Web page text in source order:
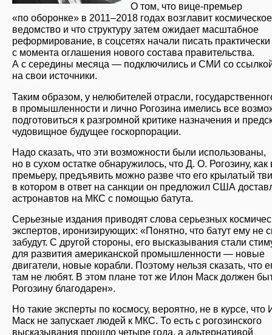
О том, что вице-премьер
«по оборонке» в 2011–2018 годах возглавит космическое
ведомство и что структуру затем ожидает масштабное
реформирование, в соцсетях начали писать практически
с момента оглашения нового состава правительства.
А с середины месяца — подключились и СМИ со
на свои источники.
Таким образом, у нелюбителей отрасли,
в промышленности и лично Рогозина имелись все
подготовиться к разгромной критике назначения и
чудовищное будущее госкорпорации.
Надо сказать, что эти возможности были использованы,
но в сухом остатке обнаружилось, что Д. О. Рогозину, как
премьеру, предъявить можно разве что его крылатый
в котором в ответ на санкции он предложил США
астронавтов на МКС с помощью батута.
Серьезные издания приводят слова серьезных
экспертов, иронизирующих: «Понятно, что батут ему не
забудут. С другой стороны, его высказывания стали
для развития американской промышленности — новые
двигатели, новые корабли. Поэтому нельзя сказать, что
там не любят. В этом плане тот же Илон Маск должен
Рогозину благодарен».
Но такие эксперты по космосу, вероятно, не в курсе, что
Маск не запускает людей к МКС. То есть с рогозинского
высказывания прошло четыре года, а альтернативой